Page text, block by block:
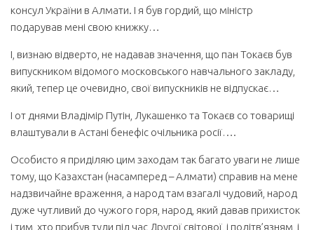
консул України в Алмати. І я був гордий, що міністр
подарував мені свою книжку…
І, визнаю відверто, не надавав значення, що пан Токаєв був
випускником відомого московського навчального закладу,
який, тепер це очевидно, свої випускників не відпускає…
І от днями Владімір Путін, Лукашенко та Токаєв со товарищі
влаштували в Астані бенефіс очільника росії….
Особисто я приділяю цим заходам так багато уваги не лише
тому, що Казахстан (насамперед – Алмати) справив на мене
надзвичайне враження, а народ там взагалі чудовий, народ
дуже чутливий до чужого горя, народ, який давав прихисток
і тим, хто прибув туди під час Другої світової, і політв’язням, і